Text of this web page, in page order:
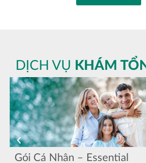
DỊCH VỤ KHÁM
Gói Cá Nhân – Essential